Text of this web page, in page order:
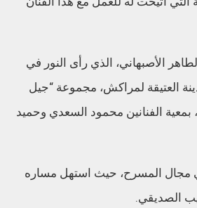
الأصبهاني، الذي رأى النور في
العتيقة لمراكش، مجموعة “جيل
جيلالة” في سنة 1972، بمعية الفنانين محمود السعدي وحميد
مجال المسرح، حيث استهل مساره
الصديقي.